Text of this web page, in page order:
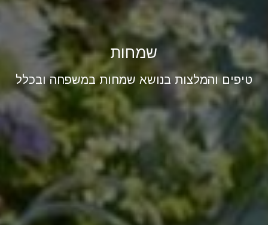
שמחות
טיפים והמלצות בנושא שמחות במשפחה ובכלל